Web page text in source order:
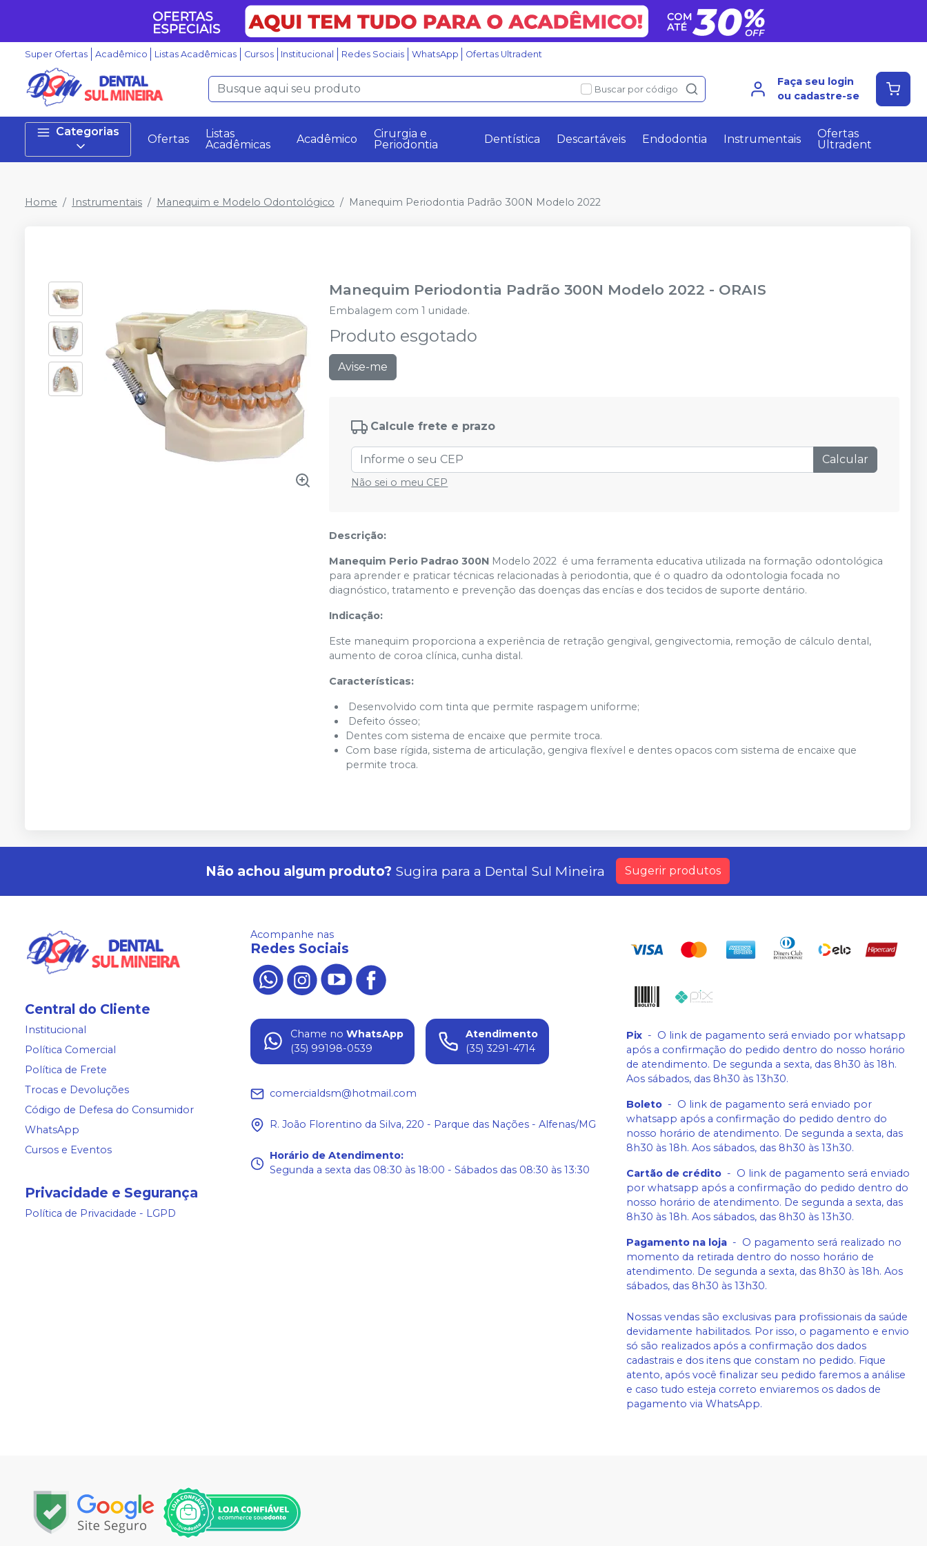
Super Ofertas Acadêmico Listas Acadêmicas Cursos Institucional Redes Sociais WhatsApp Ofertas Ultradent
Buscar por código
Faça seu login
ou cadastre-se
Categorias
Ofertas
Listas
Acadêmicas
Acadêmico
Cirurgia e
Periodontia
Dentística Descartáveis Endodontia Instrumentais
Ofertas
Ultradent
Home Instrumentais Manequim e Modelo Odontológico Manequim Periodontia Padrão 300N Modelo 2022
Manequim Periodontia Padrão 300N Modelo 2022 - ORAIS
Embalagem com 1 unidade.
Produto esgotado
Avise-me
Calcule frete e prazo
Calcular
Não sei o meu CEP
Descrição:
Manequim Perio Padrao 300N Modelo 2022 é uma ferramenta educativa utilizada na formação odontológica
para aprender e praticar técnicas relacionadas à periodontia, que é o quadro da odontologia focada no
diagnóstico, tratamento e prevenção das doenças das encías e dos tecidos de suporte dentário.
Indicação:
Este manequim proporciona a experiência de retração gengival, gengivectomia, remoção de cálculo dental,
aumento de coroa clínica, cunha distal.
Características:
Desenvolvido com tinta que permite raspagem uniforme;
Defeito ósseo;
Dentes com sistema de encaixe que permite troca.
Com base rígida, sistema de articulação, gengiva flexível e dentes opacos com sistema de encaixe que
permite troca.
Não achou algum produto? Sugira para a Dental Sul Mineira Sugerir produtos
Central do Cliente
Institucional
Política Comercial
Política de Frete
Trocas e Devoluções
Código de Defesa do Consumidor
WhatsApp
Cursos e Eventos
Privacidade e Segurança
Política de Privacidade - LGPD
Acompanhe nas
Redes Sociais
Chame no WhatsApp
(35) 99198-0539
Atendimento
(35) 3291-4714
comercialdsm@hotmail.com
R. João Florentino da Silva, 220 - Parque das Nações - Alfenas/MG
Horário de Atendimento:
Segunda a sexta das 08:30 às 18:00 - Sábados das 08:30 às 13:30
Pix - O link de pagamento será enviado por whatsapp
após a confirmação do pedido dentro do nosso horário
de atendimento. De segunda a sexta, das 8h30 às 18h.
Aos sábados, das 8h30 às 13h30.
Boleto - O link de pagamento será enviado por
whatsapp após a confirmação do pedido dentro do
nosso horário de atendimento. De segunda a sexta, das
8h30 às 18h. Aos sábados, das 8h30 às 13h30.
Cartão de crédito - O link de pagamento será enviado
por whatsapp após a confirmação do pedido dentro do
nosso horário de atendimento. De segunda a sexta, das
8h30 às 18h. Aos sábados, das 8h30 às 13h30.
Pagamento na loja - O pagamento será realizado no
momento da retirada dentro do nosso horário de
atendimento. De segunda a sexta, das 8h30 às 18h. Aos
sábados, das 8h30 às 13h30.
Nossas vendas são exclusivas para profissionais da saúde
devidamente habilitados. Por isso, o pagamento e envio
só são realizados após a confirmação dos dados
cadastrais e dos itens que constam no pedido. Fique
atento, após você finalizar seu pedido faremos a análise
e caso tudo esteja correto enviaremos os dados de
pagamento via WhatsApp.